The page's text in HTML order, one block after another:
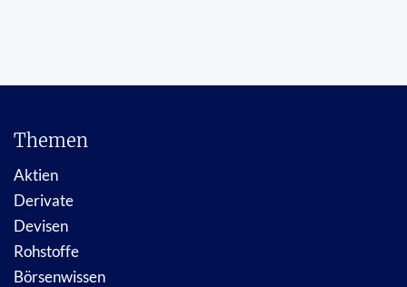
Themen
Aktien
Derivate
Devisen
Rohstoffe
Börsenwissen